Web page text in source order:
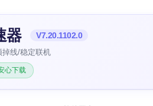
器 V7.20.1102.0
线/稳定联机
心下载